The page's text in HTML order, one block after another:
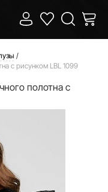
с рисунком LBL 1099
полотна с